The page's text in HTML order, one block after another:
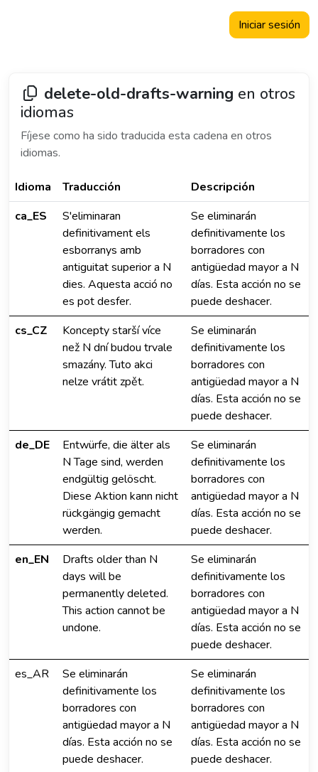
Iniciar sesión
delete-old-drafts-warning en otros
idiomas
Fíjese como ha sido traducida esta cadena en otros
idiomas.
Idioma Traducción
Descripción
ca_ES
S'eliminaran
definitivament els
esborranys amb
antiguitat superior a N
dies. Aquesta acció no
es pot desfer.
Se eliminarán
definitivamente los
borradores con
antigüedad mayor a N
días. Esta acción no se
puede deshacer.
cs_CZ
Koncepty starší více
než N dní budou trvale
smazány. Tuto akci
nelze vrátit zpět.
Se eliminarán
definitivamente los
borradores con
antigüedad mayor a N
días. Esta acción no se
puede deshacer.
de_DE
Entwürfe, die älter als
N Tage sind, werden
endgültig gelöscht.
Diese Aktion kann nicht
rückgängig gemacht
werden.
Se eliminarán
definitivamente los
borradores con
antigüedad mayor a N
días. Esta acción no se
puede deshacer.
en_EN
Drafts older than N
days will be
permanently deleted.
This action cannot be
undone.
Se eliminarán
definitivamente los
borradores con
antigüedad mayor a N
días. Esta acción no se
puede deshacer.
es_AR
Se eliminarán
definitivamente los
borradores con
antigüedad mayor a N
días. Esta acción no se
puede deshacer.
Se eliminarán
definitivamente los
borradores con
antigüedad mayor a N
días. Esta acción no se
puede deshacer.